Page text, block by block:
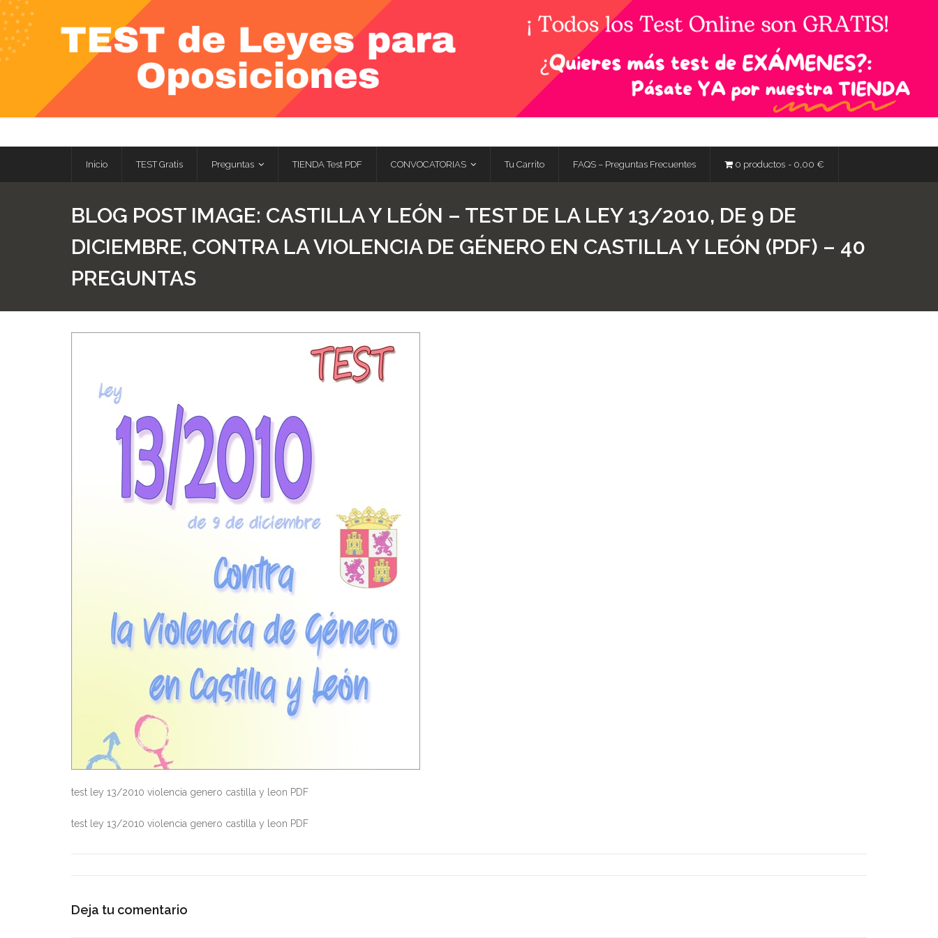
Skip
to
content
Inicio TEST Gratis Preguntas TIENDA Test PDF CONVOCATORIAS Tu Carrito FAQS – Preguntas Frecuentes 0 productos 0,00 €
BLOG POST IMAGE: CASTILLA Y LEÓN – TEST DE LA LEY 13/2010, DE 9 DE
DICIEMBRE, CONTRA LA VIOLENCIA DE GÉNERO EN CASTILLA Y LEÓN (PDF) – 40
PREGUNTAS
test ley 13/2010 violencia genero castilla y leon PDF
test ley 13/2010 violencia genero castilla y leon PDF
Deja tu comentario